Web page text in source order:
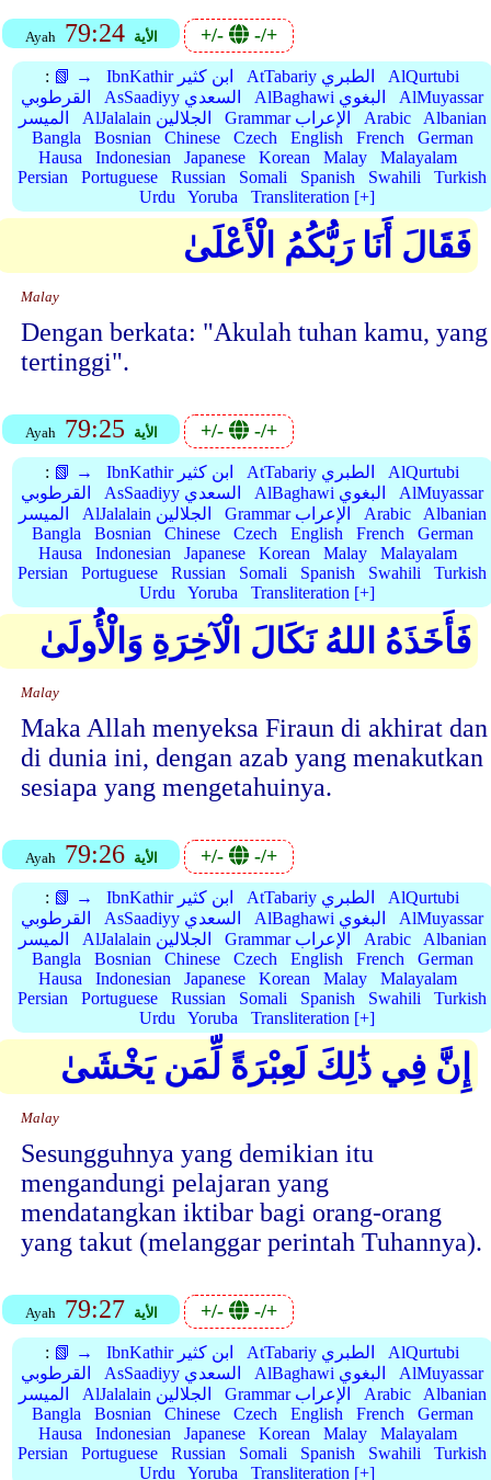
Ayah 79:24 الأية +/- -/+
: 📗 → IbnKathir ابن كثير AtTabariy الطبري
AlQurtubi
القرطوبي
AsSaadiyy السعدي AlBaghawi البغوي
AlMuyassar
الميسر
AlJalalain الجلالين Grammar الإعراب Arabic
Albanian
Bangla
Bosnian Chinese Czech English French
German
Hausa
Indonesian Japanese Korean Malay
Malayalam
Persian
Portuguese Russian Somali Spanish Swahili
Turkish
Urdu
Yoruba Transliteration [+]
فَقَالَ أَنَا رَبُّكُمُ الْأَعْلَىٰ
Malay
Dengan berkata: "Akulah tuhan kamu, yang
tertinggi".
Ayah 79:25 الأية +/- -/+
: 📗 → IbnKathir ابن كثير AtTabariy الطبري
AlQurtubi
القرطوبي
AsSaadiyy السعدي AlBaghawi البغوي
AlMuyassar
الميسر
AlJalalain الجلالين Grammar الإعراب Arabic
Albanian
Bangla
Bosnian Chinese Czech English French
German
Hausa
Indonesian Japanese Korean Malay
Malayalam
Persian
Portuguese Russian Somali Spanish Swahili
Turkish
Urdu
Yoruba Transliteration [+]
فَأَخَذَهُ اللهُ نَكَالَ الْآخِرَةِ وَالْأُولَىٰ
Malay
Maka Allah menyeksa Firaun di akhirat dan
di dunia ini, dengan azab yang menakutkan
sesiapa yang mengetahuinya.
Ayah 79:26 الأية +/- -/+
: 📗 → IbnKathir ابن كثير AtTabariy الطبري
AlQurtubi
القرطوبي
AsSaadiyy السعدي AlBaghawi البغوي
AlMuyassar
الميسر
AlJalalain الجلالين Grammar الإعراب Arabic
Albanian
Bangla
Bosnian Chinese Czech English French
German
Hausa
Indonesian Japanese Korean Malay
Malayalam
Persian
Portuguese Russian Somali Spanish Swahili
Turkish
Urdu
Yoruba Transliteration [+]
إِنَّ فِي ذَٰلِكَ لَعِبْرَةً لِّمَن يَخْشَىٰ
Malay
Sesungguhnya yang demikian itu
mengandungi pelajaran yang
mendatangkan iktibar bagi orang-orang
yang takut (melanggar perintah Tuhannya).
Ayah 79:27 الأية +/- -/+
: 📗 → IbnKathir ابن كثير AtTabariy الطبري
AlQurtubi
القرطوبي
AsSaadiyy السعدي AlBaghawi البغوي
AlMuyassar
الميسر
AlJalalain الجلالين Grammar الإعراب Arabic
Albanian
Bangla
Bosnian Chinese Czech English French
German
Hausa
Indonesian Japanese Korean Malay
Malayalam
Persian
Portuguese Russian Somali Spanish Swahili
Turkish
Urdu
Yoruba Transliteration [+]